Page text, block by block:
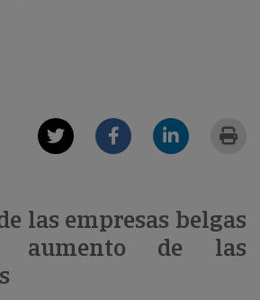
las empresas belgas
aumento de las